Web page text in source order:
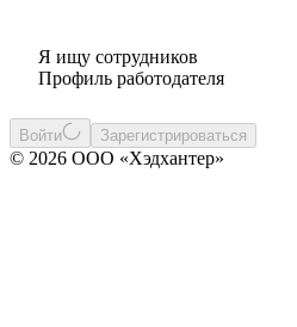
Я ищу сотрудников
Профиль работодателя
Войти Зарегистрироваться
© 2026 ООО «Хэдхантер»